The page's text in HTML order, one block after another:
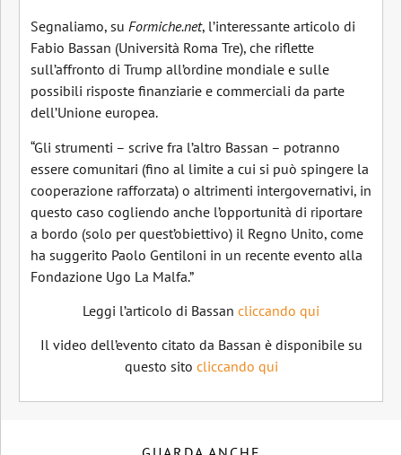
Segnaliamo, su Formiche.net, l’interessante articolo di
Fabio Bassan (Università Roma Tre), che riflette
sull’affronto di Trump all’ordine mondiale e sulle
possibili risposte finanziarie e commerciali da parte
dell’Unione europea.
“Gli strumenti – scrive fra l’altro Bassan – potranno
essere comunitari (fino al limite a cui si può spingere la
cooperazione rafforzata) o altrimenti intergovernativi, in
questo caso cogliendo anche l’opportunità di riportare
a bordo (solo per quest’obiettivo) il Regno Unito, come
ha suggerito Paolo Gentiloni in un recente evento alla
Fondazione Ugo La Malfa.”
Leggi l’articolo di Bassan cliccando qui
Il video dell’evento citato da Bassan è disponibile su
questo sito cliccando qui